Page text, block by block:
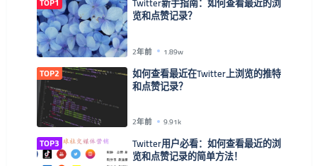
览和点赞记录？
2年前 1.89w
TOP2 如何查看最近在Twitter上浏览的推特
和点赞记录？
2年前 9.91k
TOP3 Twitter用户必看：如何查看最近的浏
览和点赞记录的简单方法！